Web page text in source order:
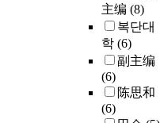
主编 (8)
복단대
학 (6)
副主编
(6)
陈思和
(6)